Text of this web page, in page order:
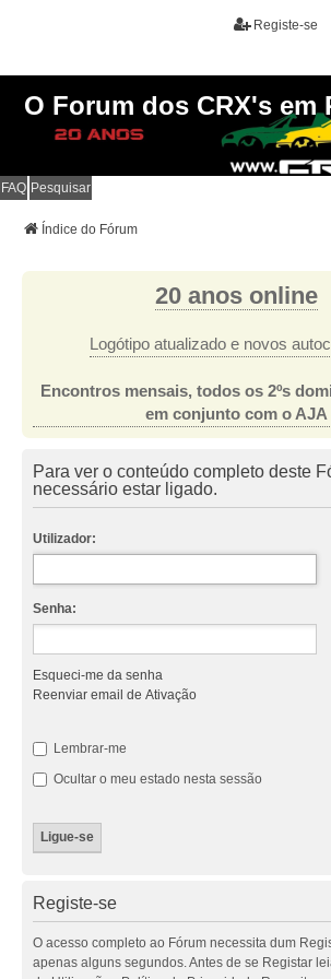
Registe-se
O Forum dos CRX's em
FAQ Pesquisar
Índice do Fórum
20 anos online
Logótipo atualizado e novos
Encontros mensais, todos os 2ºs
em conjunto com o AJA
Para ver o conteúdo completo deste
necessário estar ligado.
Utilizador:
Senha:
Esqueci-me da senha
Reenviar email de Ativação
Lembrar-me
Ocultar o meu estado nesta sessão
Registe-se
O acesso completo ao Fórum necessita dum
apenas alguns segundos. Antes de se Registar